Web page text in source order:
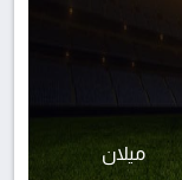
ميلان